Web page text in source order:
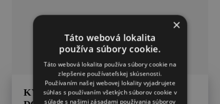
KYVADLOVKA – RIDERS PARK
×
Táto webová lokalita
používa súbory cookie.
Táto webová lokalita používa súbory cookie na
zlepšenie používateľskej skúsenosti.
Používaním našej webovej lokality vyjadrujete
súhlas s používaním všetkých súborov cookie v
súlade s našimi zásadami používania súborov